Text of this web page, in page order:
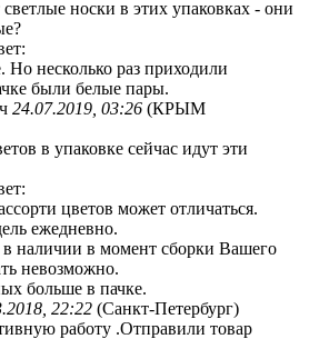
носки в этих упаковках - они
несколько раз приходили
были белые пары.
24.07.2019, 03:26 (КРЫМ
в упаковке сейчас идут эти
цветов может отличаться.
ежедневно.
в наличии в момент сборки Вашего
невозможно.
больше в пачке.
22:22 (Санкт-Петербург)
работу .Отправили товар